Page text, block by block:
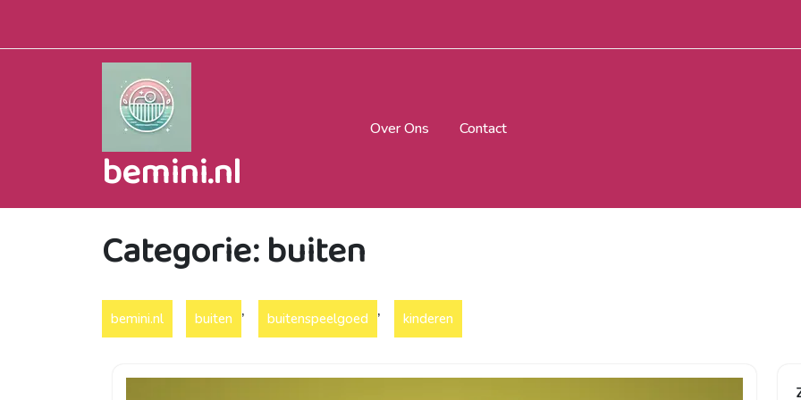
inhoud
bemini.nl
Over Ons Contact
Categorie:buiten
bemini.nl buiten , buitenspeelgoed , kinderen